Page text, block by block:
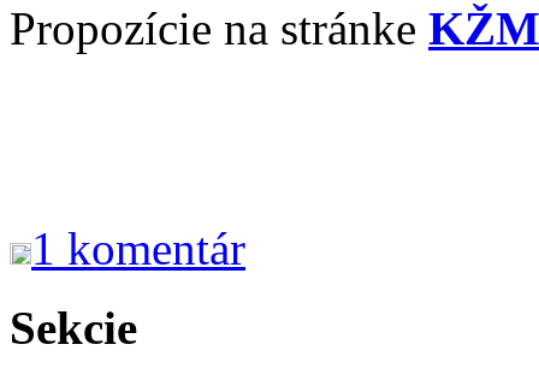
Propozície na stránke
1 komentár
Sekcie